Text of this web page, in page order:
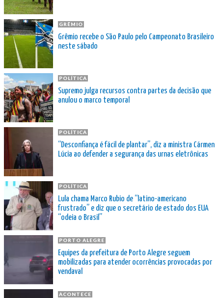
GRÊMIO
Grêmio recebe o São Paulo pelo Campeonato Brasileiro
neste sábado
POLÍTICA
Supremo julga recursos contra partes da decisão que
anulou o marco temporal
POLÍTICA
“Desconfiança é fácil de plantar”, diz a ministra Cármen
Lúcia ao defender a segurança das urnas eletrônicas
POLÍTICA
Lula chama Marco Rubio de “latino-americano
frustrado” e diz que o secretário de estado dos EUA
“odeia o Brasil”
PORTO ALEGRE
Equipes da prefeitura de Porto Alegre seguem
mobilizadas para atender ocorrências provocadas por
vendaval
ACONTECE